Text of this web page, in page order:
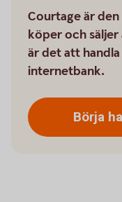
Courtage är
köper och
är det att
internetbank.
Börja